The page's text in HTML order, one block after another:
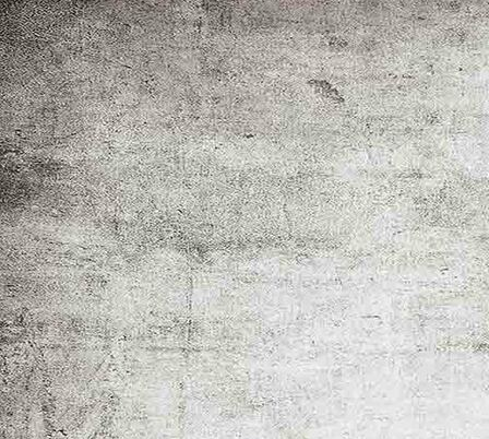
Christoph Lanz stellt sein Bild vor